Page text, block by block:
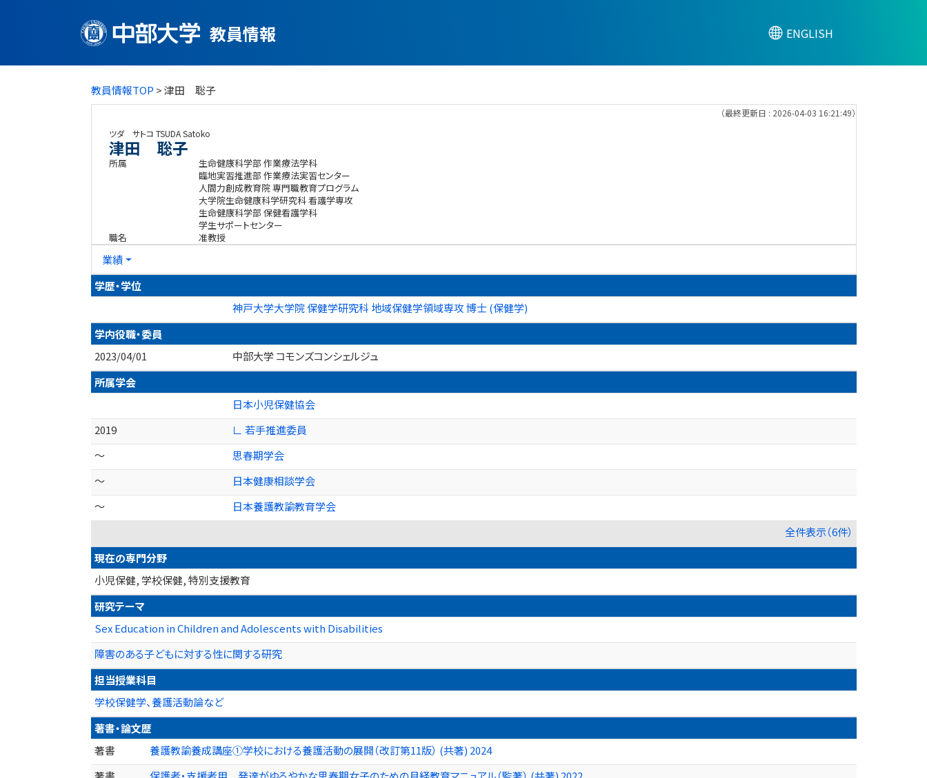
教員情報 ENGLISH
教員情報TOP > 津田 聡子
（最終更新日 : 2026-04-03 16:21:49）
ツダ サトコ TSUDA Satoko
津田 聡子
所属
生命健康科学部 作業療法学科
臨地実習推進部 作業療法実習センター
人間力創成教育院 専門職教育プログラム
大学院生命健康科学研究科 看護学専攻
生命健康科学部 保健看護学科
学生サポートセンター
職名
准教授
業績
学歴・学位
神戸大学大学院 保健学研究科 地域保健学領域専攻 博士 (保健学)
学内役職・委員
2023/04/01
中部大学 コモンズコンシェルジュ
所属学会
日本小児保健協会
2019
∟ 若手推進委員
～
思春期学会
～
日本健康相談学会
～
日本養護教諭教育学会
全件表示（6件）
現在の専門分野
小児保健, 学校保健, 特別支援教育
研究テーマ
Sex Education in Children and Adolescents with Disabilities
障害のある子どもに対する性に関する研究
担当授業科目
学校保健学、養護活動論など
著書・論文歴
著書
養護教諭養成講座①学校における養護活動の展開（改訂第11版） (共著) 2024